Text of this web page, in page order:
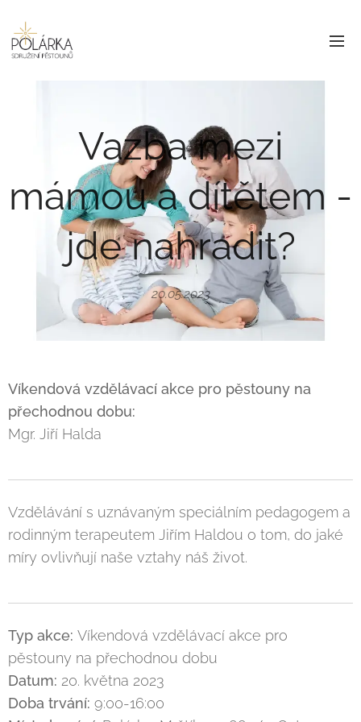
Vazba mezi
mámou a dítětem -
jde nahradit?
20.05.2023
Víkendová vzdělávací akce pro pěstouny na
přechodnou dobu:
Mgr. Jiří Halda
Vzdělávání s uznávaným speciálním pedagogem a
rodinným terapeutem Jiřím Haldou o tom, do jaké
míry ovlivňují naše vztahy náš život.
Typ akce: Víkendová vzdělávací akce pro
pěstouny na přechodnou dobu
Datum: 20. května 2023
Doba trvání: 9:00-16:00